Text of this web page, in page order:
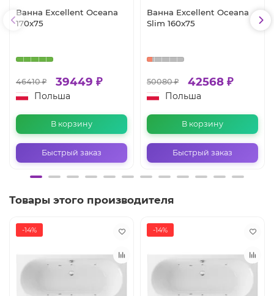
Ванна Excellent Oceana
170x75
46410 ₽ 39449 ₽
Польша
В корзину
Быстрый заказ
Ванна Excellent Oceana
Slim 160x75
50080 ₽ 42568 ₽
Польша
В корзину
Быстрый заказ
Товары этого производителя
-14% -14%